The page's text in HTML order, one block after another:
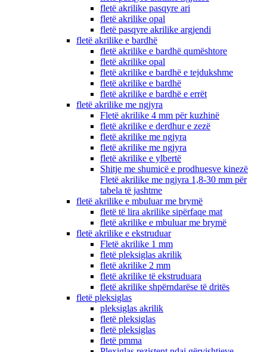
fletë akrilike pasqyre ari
fletë akrilike opal
fletë pasqyre akrilike argjendi
fletë akrilike e bardhë
fletë akrilike e bardhë qumështore
fletë akrilike opal
fletë akrilike e bardhë e tejdukshme
fletë akrilike e bardhë
fletë akrilike e bardhë e errët
fletë akrilike me ngjyra
Fletë akrilike 4 mm për kuzhinë
fletë akrilike e derdhur e zezë
fletë akrilike me ngjyra
fletë akrilike me ngjyra
fletë akrilike e ylbertë
Shitje me shumicë e prodhuesve kinezë
Fletë akrilike me ngjyra 1,8-30 mm për
tabela të jashtme
fletë akrilike e mbuluar me brymë
fletë të lira akrilike sipërfaqe mat
fletë akrilike e mbuluar me brymë
fletë akrilike e ekstruduar
Fletë akrilike 1 mm
fletë pleksiglas akrilik
fletë akrilike 2 mm
fletë akrilike të ekstruduara
fletë akrilike shpërndarëse të dritës
fletë pleksiglas
pleksiglas akrilik
fletë pleksiglas
fletë pleksiglas
fletë pmma